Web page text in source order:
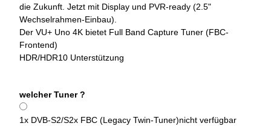
die Zukunft. Jetzt mit Display und PVR-ready (2.5"
Wechselrahmen-Einbau).
Der VU+ Uno 4K bietet Full Band Capture Tuner (FBC-
Frontend)
HDR/HDR10 Unterstützung
welcher Tuner ?
1x DVB-S2/S2x FBC (Legacy Twin-Tuner)nicht verfügbar